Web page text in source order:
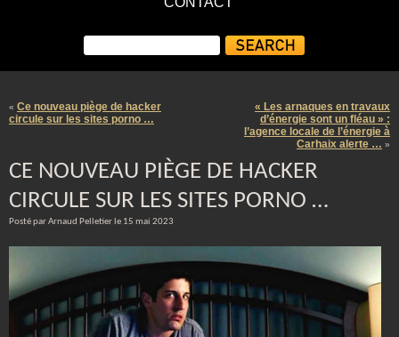
« Ce nouveau piège de hacker
circule sur les sites porno …
« Les arnaques en travaux
d’énergie sont un fléau » :
l’agence locale de l’énergie à
Carhaix alerte … »
CE NOUVEAU PIÈGE DE HACKER
CIRCULE SUR LES SITES PORNO …
Posté par Arnaud Pelletier le 15 mai 2023